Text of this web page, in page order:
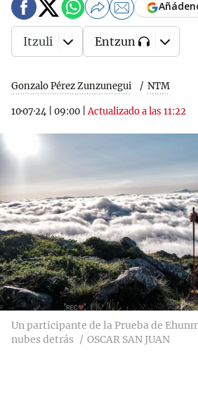
Gonzalo Pérez Zunzunegui NTM
10·07·24 09:00 |Actualizado a las 11:22
Itzuli Entzun
Un participante de la Prueba de
nubes detrás
OSCAR SAN JUAN